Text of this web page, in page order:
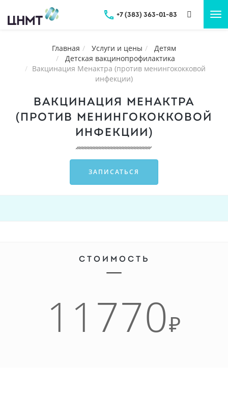
+7 (383) 363-01-83
Главная Услуги и цены
Детям
Детская вакцинопрофилактика
Вакцинация Менактра (против менингококковой
инфекции)
ВАКЦИНАЦИЯ МЕНАКТРА
(ПРОТИВ МЕНИНГОКОККОВОЙ
ИНФЕКЦИИ)
ЗАПИСАТЬСЯ
СТОИМОСТЬ
11770₽